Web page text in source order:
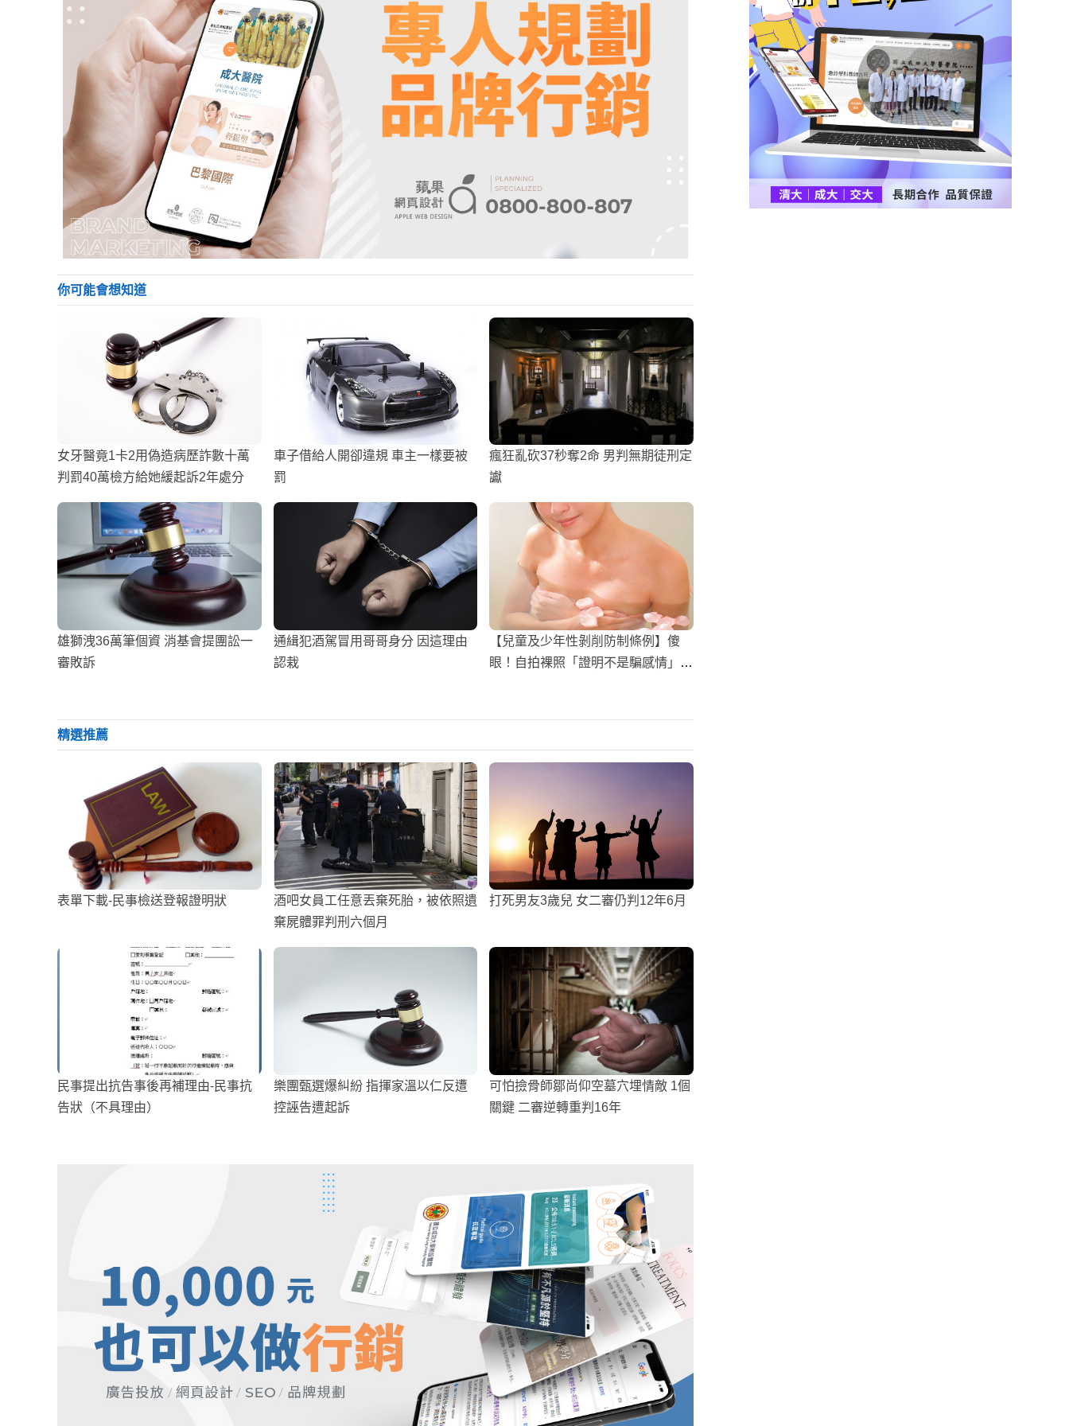
你可能會想知道
女牙醫竟1卡2用偽造病歷詐數十萬
判罰40萬檢方給她緩起訴2年處分
車子借給人開卻違規 車主一樣要被
罰
瘋狂亂砍37秒奪2命 男判無期徒刑定
讞
雄獅洩36萬筆個資 消基會提團訟一
審敗訴
通緝犯酒駕冒用哥哥身分 因這理由
認栽
【兒童及少年性剝削防制條例】傻
眼！自拍裸照「證明不是騙感情」1
精選推薦
表單下載-民事檢送登報證明狀
酒吧女員工任意丟棄死胎，被依照遺
棄屍體罪判刑六個月
打死男友3歲兒 女二審仍判12年6月
民事提出抗告事後再補理由-民事抗
告狀（不具理由）
樂團甄選爆糾紛 指揮家溫以仁反遭
控誣告遭起訴
可怕撿骨師鄒尚仰空墓穴埋情敵 1個
關鍵 二審逆轉重判16年